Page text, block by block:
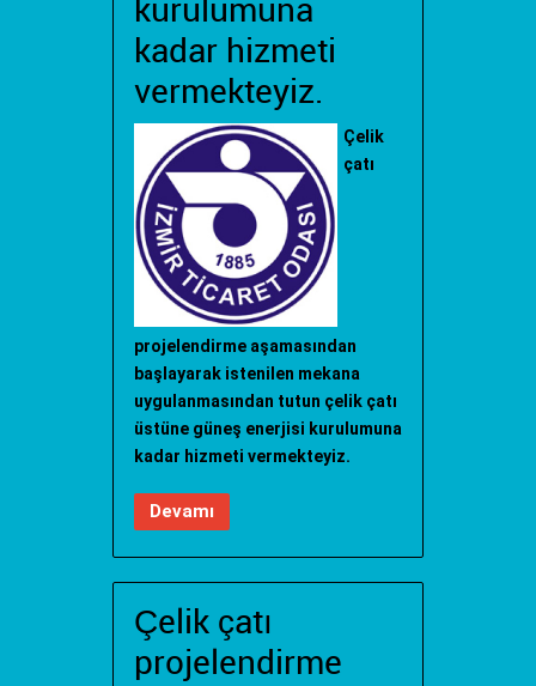
kurulumuna
kadar hizmeti
vermekteyiz.
Çelik
çatı
projelendirme aşamasından
başlayarak istenilen mekana
uygulanmasından tutun çelik çatı
üstüne güneş enerjisi kurulumuna
kadar hizmeti vermekteyiz.
Devamı
Çelik çatı
projelendirme